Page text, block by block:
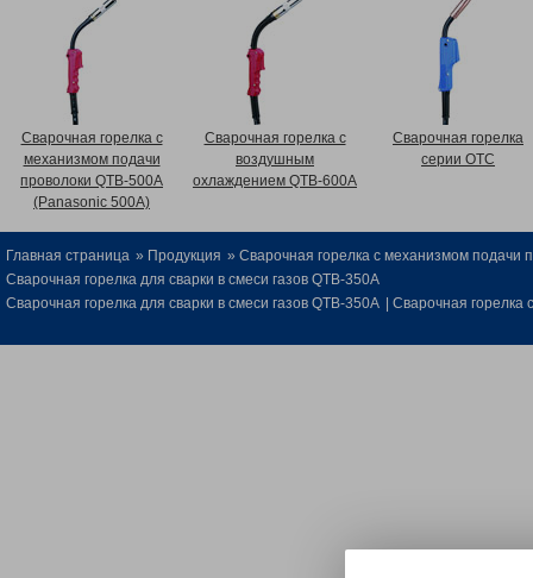
Сварочная горелка с
механизмом подачи
проволоки QTB-500A
(Panasonic 500A)
Сварочная горелка с
воздушным
охлаждением QTB-600A
Сварочная горелка
серии OTC
Главная страница » Продукция » Сварочная горелка с механизмом подачи
Сварочная горелка для сварки в смеси газов QTB-350A
Сварочная горелка для сварки в смеси газов QTB-350A
Сварочная горелка